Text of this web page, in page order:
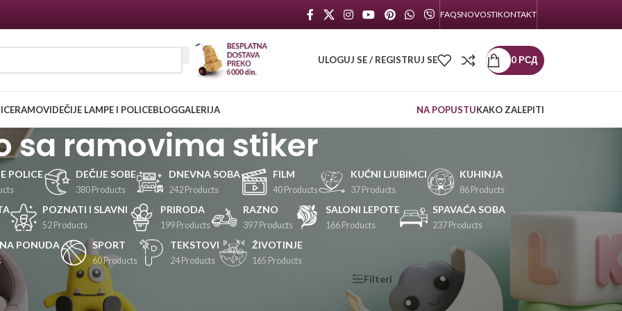
FAQSNOVOSTIKONTAKT
ULOGUJ SE / REGISTRUJ SE 0РСД
RAMOVIDEČIJE LAMPE I POLICEBLOGGALERIJA NA POPUSTUKAKO ZALEPITI
sa ramovima stiker
POLICE DEČIJE SOBE
380 Products
DNEVNA SOBA
242 Products
FILM
40 Products
KUĆNI LJUBIMCI
37 Products
KUHINJA
86 Products
POZNATI I SLAVNI
52 Products
PRIRODA
199 Products
RAZNO
397 Products
SALONI LEPOTE
166 Products
SPAVAĆA SOBA
237 Products
PONUDA SPORT
60 Products
TEKSTOVI
24 Products
ŽIVOTINJE
165 Products
Filteri
KATEGORIJE
PROIZVODA